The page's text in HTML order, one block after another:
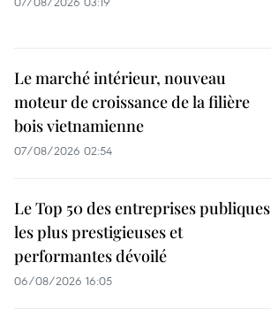
Le marché intérieur, nouveau
moteur de croissance de la filière
bois vietnamienne
07/08/2026 02:54
Le Top 50 des entreprises publiques
les plus prestigieuses et
performantes dévoilé
06/08/2026 16:05